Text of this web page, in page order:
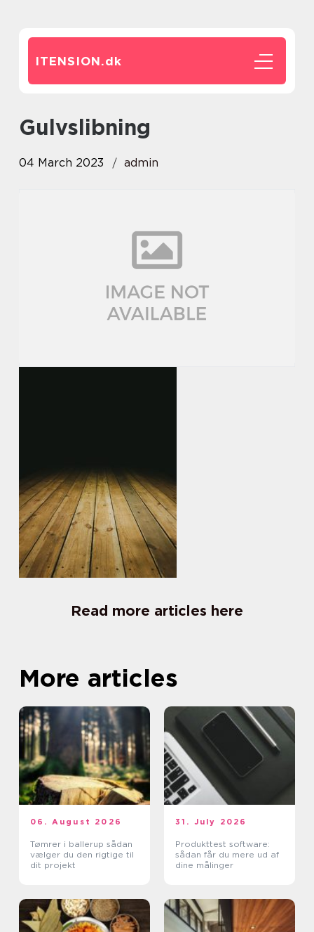
ITENSION.dk
gulvslibning
04 March 2023 admin
Read more articles here
More articles
06. August 2026
Tømrer i ballerup sådan
vælger du den rigtige til
dit projekt
31. July 2026
Produkttest software:
sådan får du mere ud af
dine målinger